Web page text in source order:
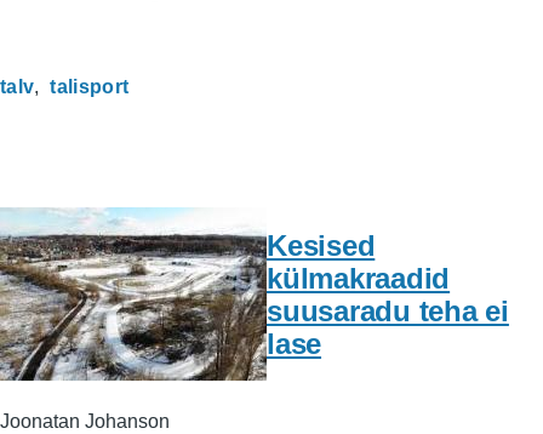
talv talisport
Kesised
külmakraadid
suusaradu teha ei
lase
Joonatan Johanson